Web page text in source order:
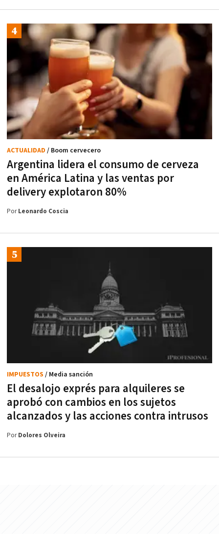
Argentina lidera el consumo de cerveza
en América Latina y las ventas por
delivery explotaron 80%
ACTUALIDAD / Boom cervecero
PorLeonardo Coscia
El desalojo exprés para alquileres se
aprobó con cambios en los sujetos
alcanzados y las acciones contra intrusos
IMPUESTOS / Media sanción
PorDolores Olveira